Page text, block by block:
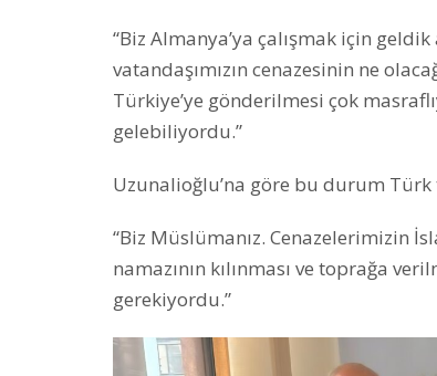
“Biz Almanya’ya çalışmak için
vatandaşımızın cenazesinin ne
Türkiye’ye gönderilmesi çok
gelebiliyordu.”
Uzunalioğlu’na göre bu durum
“Biz Müslümanız. Cenazelerimizin
namazının kılınması ve toprağa
gerekiyordu.”